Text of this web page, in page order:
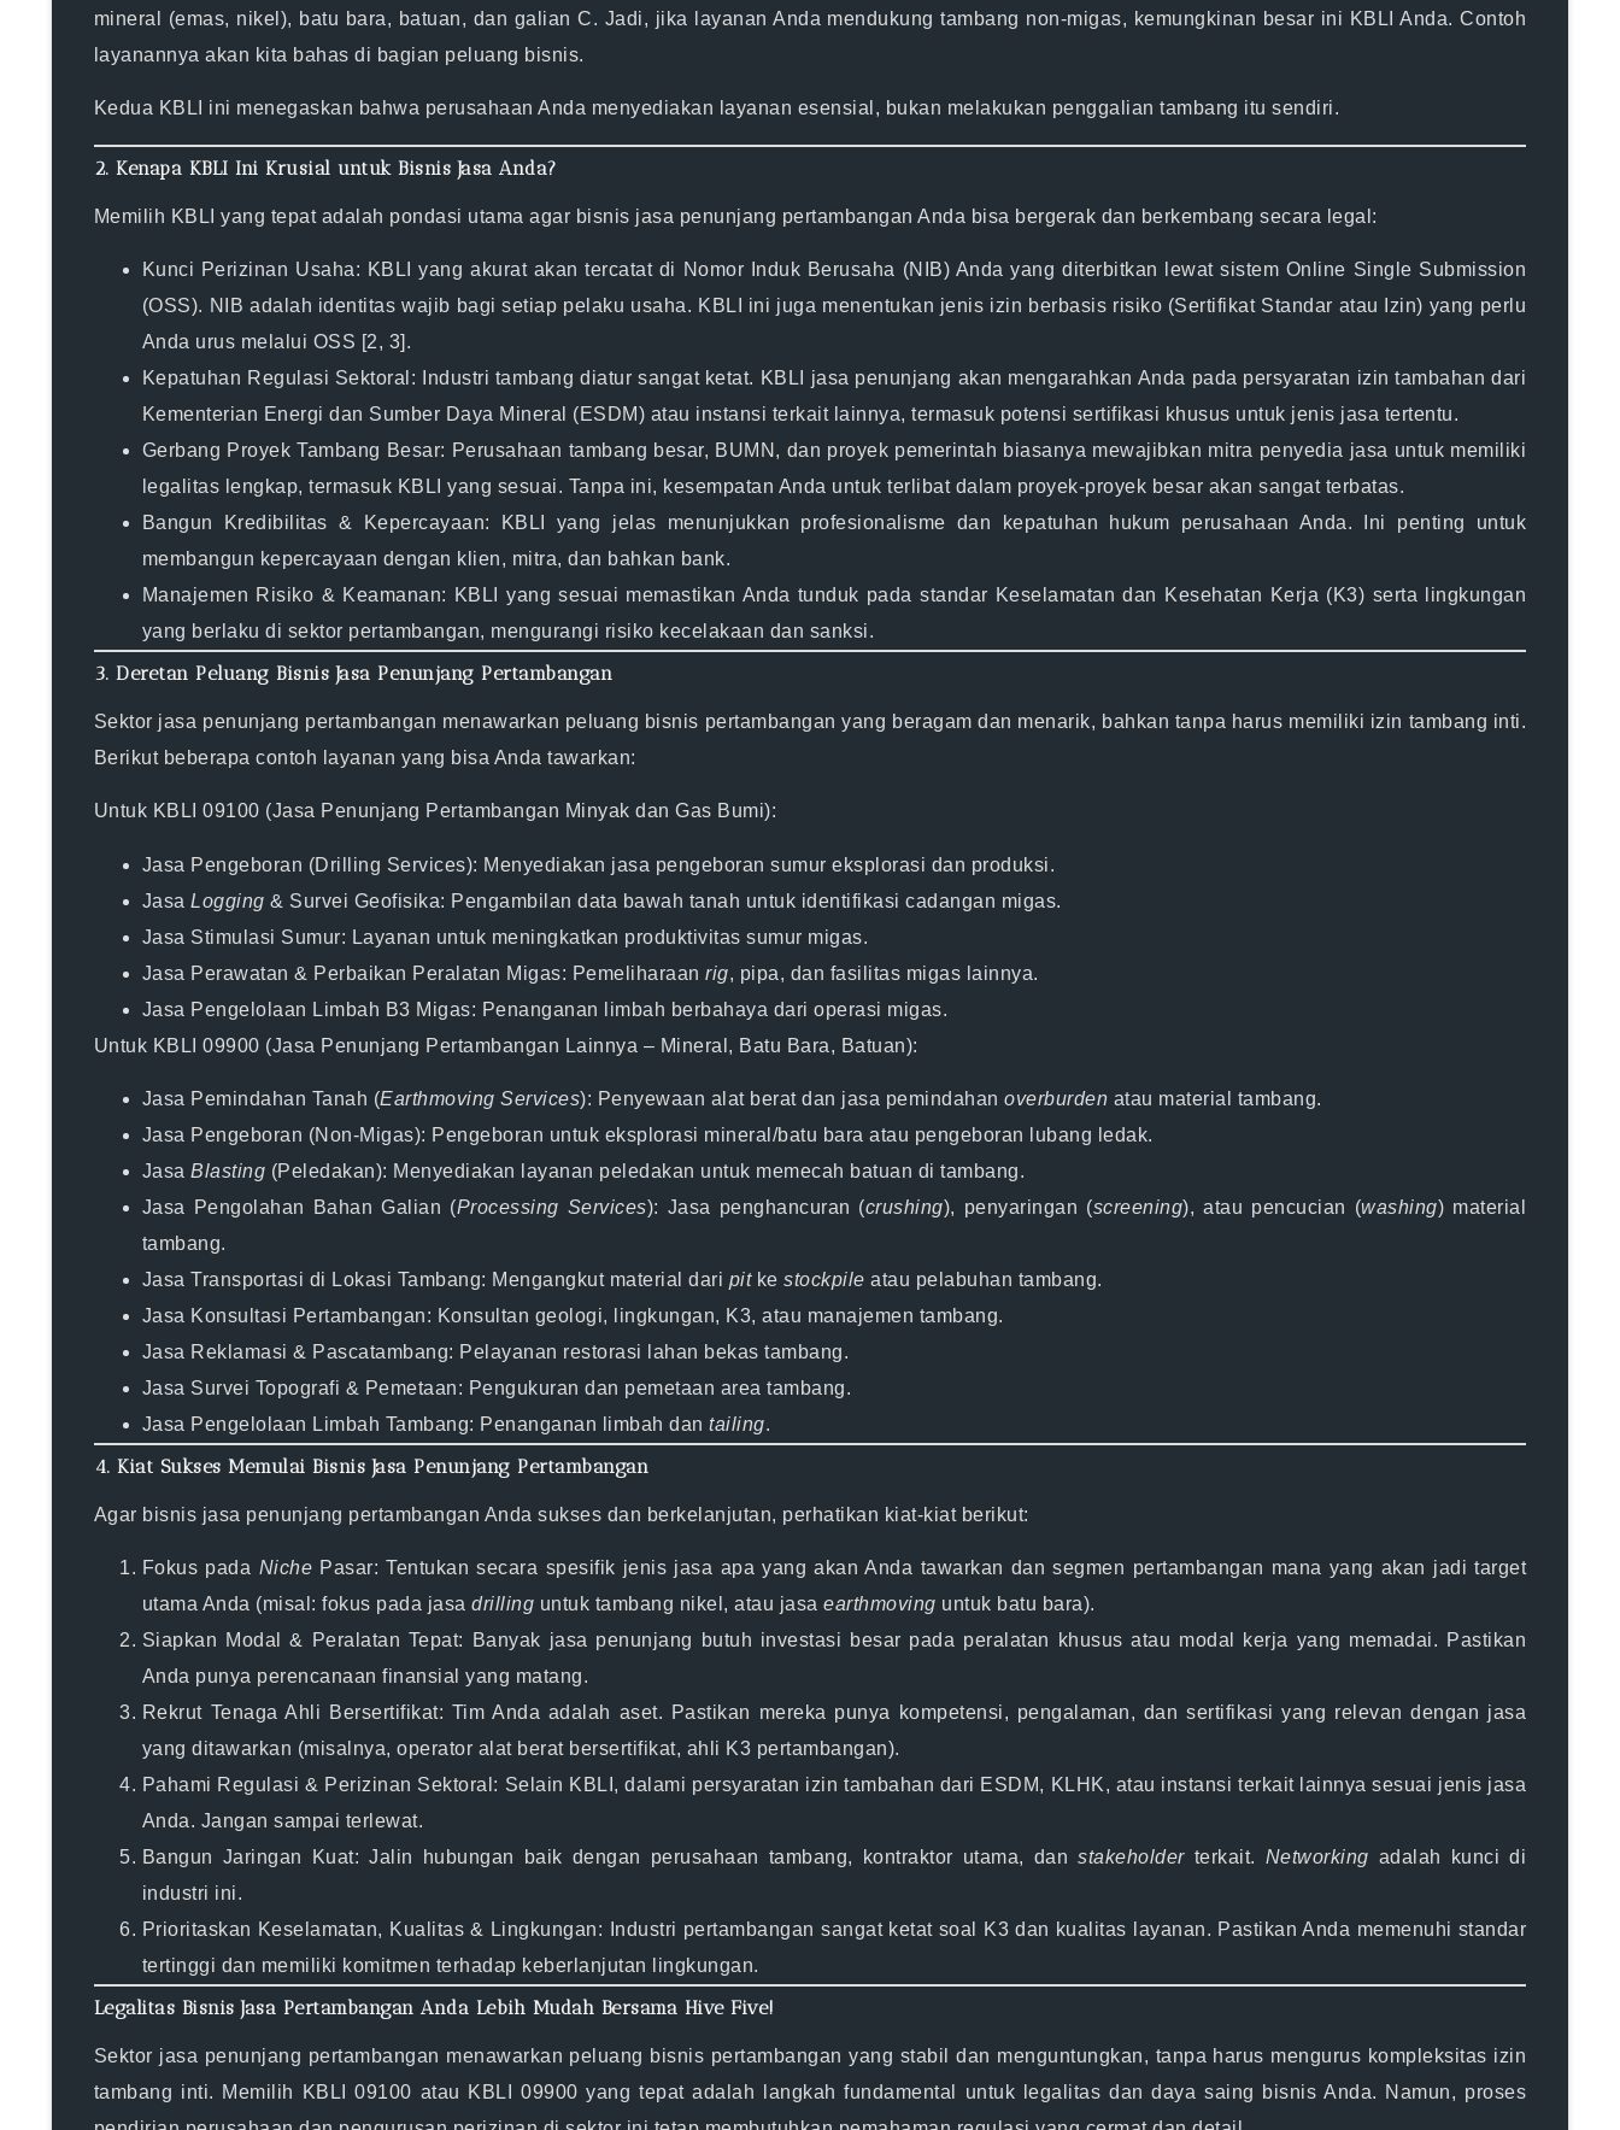
mineral
(emas, nikel), batu bara, batuan, dan galian C. Jadi, jika layanan Anda mendukung tambang non-migas, kemungkinan besar ini KBLI Anda. Contoh
layanannya akan kita bahas di bagian peluang bisnis.
Kedua KBLI ini menegaskan bahwa perusahaan Anda menyediakan layanan esensial , bukan melakukan penggalian tambang itu sendiri.
2. Kenapa KBLI Ini Krusial untuk Bisnis Jasa Anda?
Memilih KBLI yang tepat adalah pondasi utama agar bisnis jasa penunjang pertambangan Anda bisa bergerak dan berkembang secara legal:
Kunci Perizinan Usaha: KBLI yang akurat akan tercatat di Nomor Induk Berusaha (NIB) Anda yang diterbitkan lewat sistem Online Single Submission
(OSS). NIB adalah identitas wajib bagi setiap pelaku usaha. KBLI ini juga menentukan jenis izin berbasis risiko (Sertifikat Standar atau Izin) yang perlu
Anda urus melalui OSS [2, 3].
Kepatuhan Regulasi Sektoral: Industri tambang diatur sangat ketat. KBLI jasa penunjang akan mengarahkan Anda pada persyaratan izin tambahan dari
Kementerian Energi dan Sumber Daya Mineral (ESDM) atau instansi terkait lainnya, termasuk potensi sertifikasi khusus untuk jenis jasa tertentu.
Gerbang Proyek Tambang Besar: Perusahaan tambang besar, BUMN, dan proyek pemerintah biasanya mewajibkan mitra penyedia jasa untuk memiliki
legalitas lengkap, termasuk KBLI yang sesuai. Tanpa ini, kesempatan Anda untuk terlibat dalam proyek-proyek besar akan sangat terbatas.
Bangun Kredibilitas & Kepercayaan: KBLI yang jelas menunjukkan profesionalisme dan kepatuhan hukum perusahaan Anda. Ini penting untuk
membangun kepercayaan dengan klien, mitra, dan bahkan bank.
Manajemen Risiko & Keamanan: KBLI yang sesuai memastikan Anda tunduk pada standar Keselamatan dan Kesehatan Kerja (K3) serta lingkungan
yang berlaku di sektor pertambangan, mengurangi risiko kecelakaan dan sanksi.
3. Deretan Peluang Bisnis Jasa Penunjang Pertambangan
Sektor jasa penunjang pertambangan menawarkan peluang bisnis pertambangan yang beragam dan menarik, bahkan tanpa harus memiliki izin tambang inti.
Berikut beberapa contoh layanan yang bisa Anda tawarkan:
Untuk KBLI 09100 (Jasa Penunjang Pertambangan Minyak dan Gas Bumi):
Jasa Pengeboran (Drilling Services): Menyediakan jasa pengeboran sumur eksplorasi dan produksi.
JasaLogging & Survei Geofisika: Pengambilan data bawah tanah untuk identifikasi cadangan migas.
Jasa Stimulasi Sumur: Layanan untuk meningkatkan produktivitas sumur migas.
Jasa Perawatan & Perbaikan Peralatan Migas: Pemeliharaanrig, pipa, dan fasilitas migas lainnya.
Jasa Pengelolaan Limbah B3 Migas: Penanganan limbah berbahaya dari operasi migas.
Untuk KBLI 09900 (Jasa Penunjang Pertambangan Lainnya – Mineral, Batu Bara, Batuan):
Jasa Pemindahan Tanah (Earthmoving Services): Penyewaan alat berat dan jasa pemindahanoverburden atau material tambang.
Jasa Pengeboran (Non-Migas): Pengeboran untuk eksplorasi mineral/batu bara atau pengeboran lubang ledak.
JasaBlasting (Peledakan): Menyediakan layanan peledakan untuk memecah batuan di tambang.
Jasa Pengolahan Bahan Galian (Processing Services): Jasa penghancuran (crushing), penyaringan (screening), atau pencucian (washing) material
tambang.
Jasa Transportasi di Lokasi Tambang: Mengangkut material dari pitkestockpile atau pelabuhan tambang.
Jasa Konsultasi Pertambangan: Konsultan geologi, lingkungan, K3, atau manajemen tambang.
Jasa Reklamasi & Pascatambang: Pelayanan restorasi lahan bekas tambang.
Jasa Survei Topografi & Pemetaan: Pengukuran dan pemetaan area tambang.
Jasa Pengelolaan Limbah Tambang: Penanganan limbah dantailing.
4. Kiat Sukses Memulai Bisnis Jasa Penunjang Pertambangan
Agar bisnis jasa penunjang pertambangan Anda sukses dan berkelanjutan, perhatikan kiat-kiat berikut:
Fokus pada Niche Pasar: Tentukan secara spesifik jenis jasa apa yang akan Anda tawarkan dan segmen pertambangan mana yang akan jadi target
utama Anda (misal: fokus pada jasadrilling untuk tambang nikel, atau jasaearthmoving untuk batu bara).
Siapkan Modal & Peralatan Tepat:
Banyak jasa penunjang butuh investasi besar pada peralatan khusus atau modal kerja yang memadai. Pastikan
Anda punya perencanaan finansial yang matang.
Rekrut Tenaga Ahli Bersertifikat: Tim Anda adalah aset. Pastikan mereka punya kompetensi, pengalaman, dan sertifikasi yang relevan dengan jasa
yang ditawarkan (misalnya, operator alat berat bersertifikat, ahli K3 pertambangan).
Pahami Regulasi & Perizinan Sektoral: Selain KBLI, dalami persyaratan izin tambahan dari ESDM, KLHK, atau instansi terkait lainnya sesuai jenis jasa
Anda. Jangan sampai terlewat.
Bangun Jaringan Kuat: Jalin hubungan baik dengan perusahaan tambang, kontraktor utama, danstakeholderterkait. Networking adalah kunci di
industri ini.
Prioritaskan Keselamatan, Kualitas & Lingkungan: Industri pertambangan sangat ketat soal K3 dan kualitas layanan. Pastikan Anda memenuhi standar
tertinggi dan memiliki komitmen terhadap keberlanjutan lingkungan.
Legalitas Bisnis Jasa Pertambangan Anda Lebih Mudah Bersama Hive Five!
Sektor jasa penunjang pertambangan menawarkan peluang bisnis pertambangan yang stabil dan menguntungkan, tanpa harus mengurus kompleksitas izin
tambang inti. Memilih
KBLI 09100 atau KBLI 09900 yang tepat adalah langkah fundamental untuk legalitas dan daya saing bisnis Anda. Namun, proses